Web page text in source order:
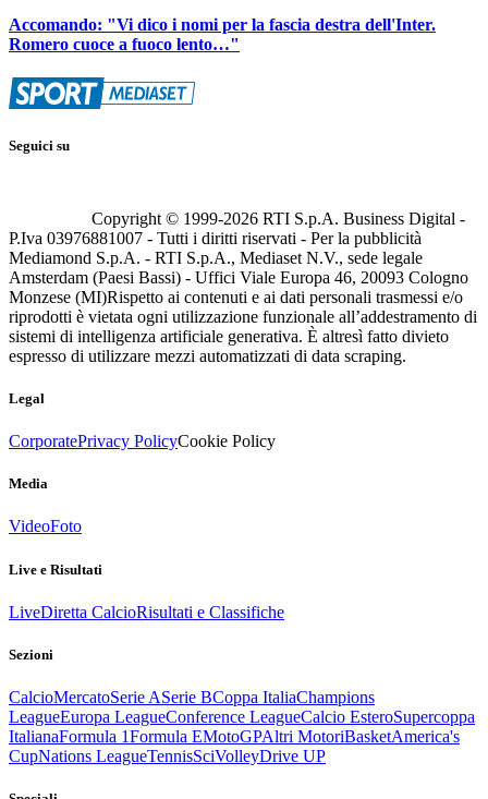
Accomando: "Vi dico i nomi per la fascia destra dell'Inter.
Romero cuoce a fuoco lento…"
Seguici su
Copyright © 1999-2026 RTI S.p.A. Business Digital -
P.Iva 03976881007 - Tutti i diritti riservati - Per la pubblicità
Mediamond S.p.A. - RTI S.p.A., Mediaset N.V., sede legale
Amsterdam (Paesi Bassi) - Uffici Viale Europa 46, 20093 Cologno
Monzese (MI)Rispetto ai contenuti e ai dati personali trasmessi e/o
riprodotti è vietata ogni utilizzazione funzionale all’addestramento di
sistemi di intelligenza artificiale generativa. È altresì fatto divieto
espresso di utilizzare mezzi automatizzati di data scraping.
Legal
CorporatePrivacy PolicyCookie Policy
Media
VideoFoto
Live e Risultati
LiveDiretta CalcioRisultati e Classifiche
Sezioni
CalcioMercatoSerie ASerie BCoppa ItaliaChampions
LeagueEuropa LeagueConference LeagueCalcio EsteroSupercoppa
ItalianaFormula 1Formula EMotoGPAltri MotoriBasketAmerica's
CupNations LeagueTennisSciVolleyDrive UP